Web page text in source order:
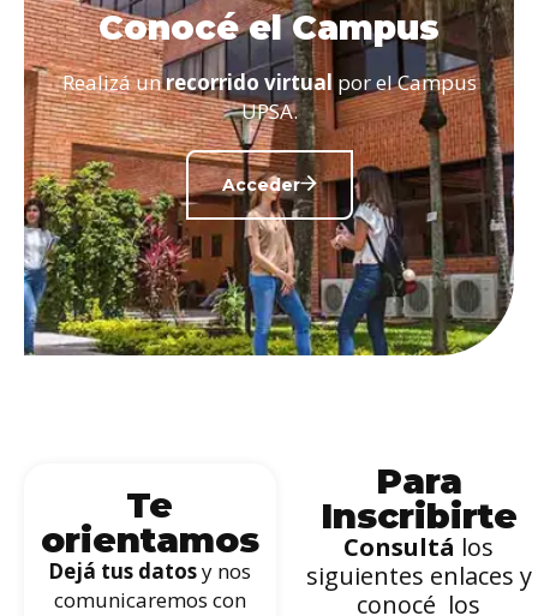
Conocé el Campus
Realizá unrecorrido virtual por el Campus
UPSA.
Acceder
Te
orientamos
Dejá tus datosy nos
comunicaremos con
Para
Inscribirte
Consultá los
siguientes enlaces y
conocé los